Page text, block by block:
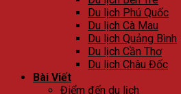
Du lịch Phú Quốc
Du lịch Cà Mau
Du lịch Quảng Bình
Du lịch Cần Thơ
Du lịch Châu Đốc
Bài Viết
Điểm đến du lịch